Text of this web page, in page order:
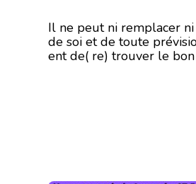
Il ne peut ni remplacer ni
de soi et de toute
ent de( re) trouver le